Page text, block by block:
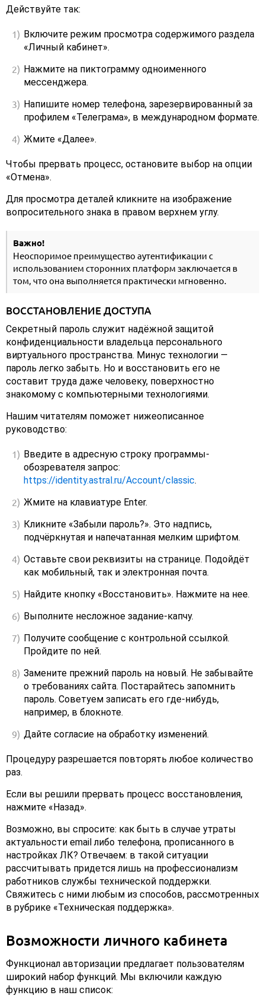
Действуйте так:
Включите режим просмотра содержимого раздела
«Личный кабинет».
Нажмите на пиктограмму одноименного
мессенджера.
Напишите номер телефона, зарезервированный за
профилем «Телеграма», в международном формате.
Жмите «Далее».
Чтобы прервать процесс, остановите выбор на опции
«Отмена».
Для просмотра деталей кликните на изображение
вопросительного знака в правом верхнем углу.
Важно!
Неоспоримое преимущество аутентификации с
использованием сторонних платформ заключается в
том, что она выполняется практически мгновенно.
ВОССТАНОВЛЕНИЕ ДОСТУПА
Секретный пароль служит надёжной защитой
конфиденциальности владельца персонального
виртуального пространства. Минус технологии —
пароль легко забыть. Но и восстановить его не
составит труда даже человеку, поверхностно
знакомому с компьютерными технологиями.
Нашим читателям поможет нижеописанное
руководство:
Введите в адресную строку программы-
обозревателя запрос:
https://identity.astral.ru/Account/classic.
Жмите на клавиатуре Enter.
Кликните «Забыли пароль?». Это надпись,
подчёркнутая и напечатанная мелким шрифтом.
Оставьте свои реквизиты на странице. Подойдёт
как мобильный, так и электронная почта.
Найдите кнопку «Восстановить». Нажмите на нее.
Выполните несложное задание-капчу.
Получите сообщение с контрольной ссылкой.
Пройдите по ней.
Замените прежний пароль на новый. Не забывайте
о требованиях сайта. Постарайтесь запомнить
пароль. Советуем записать его где-нибудь,
например, в блокноте.
Дайте согласие на обработку изменений.
Процедуру разрешается повторять любое количество
раз.
Если вы решили прервать процесс восстановления,
нажмите «Назад».
Возможно, вы спросите: как быть в случае утраты
актуальности email либо телефона, прописанного в
настройках ЛК? Отвечаем: в такой ситуации
рассчитывать придется лишь на профессионализм
работников службы технической поддержки.
Свяжитесь с ними любым из способов, рассмотренных
в рубрике «Техническая поддержка».
Возможности личного кабинета
Функционал авторизации предлагает пользователям
широкий набор функций. Мы включили каждую
функцию в наш список: